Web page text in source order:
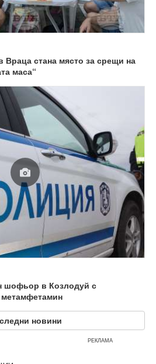
Враца стана място за срещи на
маса“
шофьор в Козлодуй с
новини
РЕКЛАМА